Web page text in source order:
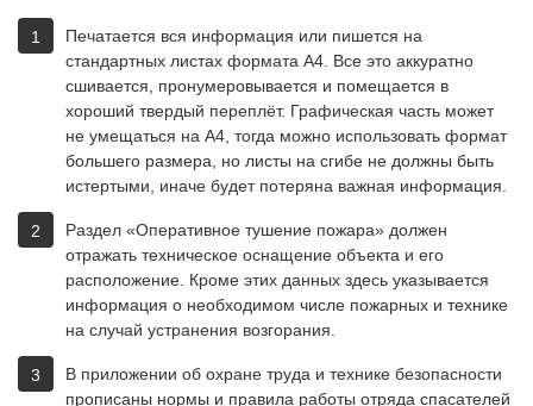
Печатается вся информация или пишется на
стандартных листах формата А4. Все это аккуратно
сшивается, пронумеровывается и помещается в
хороший твердый переплёт. Графическая часть может
не умещаться на А4, тогда можно использовать формат
большего размера, но листы на сгибе не должны быть
истертыми, иначе будет потеряна важная информация.
Раздел «Оперативное тушение пожара» должен
отражать техническое оснащение объекта и его
расположение. Кроме этих данных здесь указывается
информация о необходимом числе пожарных и технике
на случай устранения возгорания.
В приложении об охране труда и технике безопасности
прописаны нормы и правила работы отряда спасателей